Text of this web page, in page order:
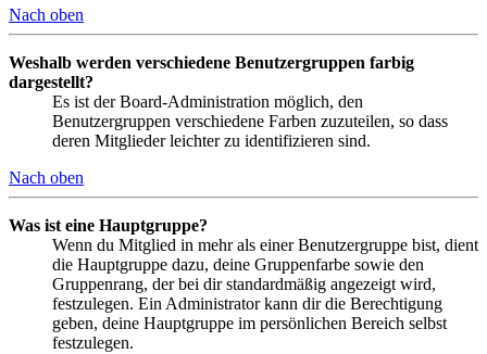
Nach oben
Weshalb werden verschiedene Benutzergruppen farbig
dargestellt?
Es ist der Board-Administration möglich, den
Benutzergruppen verschiedene Farben zuzuteilen, so dass
deren Mitglieder leichter zu identifizieren sind.
Nach oben
Was ist eine Hauptgruppe?
Wenn du Mitglied in mehr als einer Benutzergruppe bist, dient
die Hauptgruppe dazu, deine Gruppenfarbe sowie den
Gruppenrang, der bei dir standardmäßig angezeigt wird,
festzulegen. Ein Administrator kann dir die Berechtigung
geben, deine Hauptgruppe im persönlichen Bereich selbst
festzulegen.